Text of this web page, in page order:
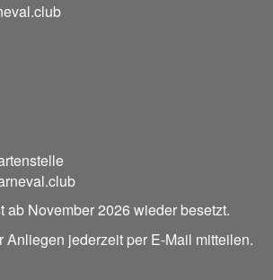
ab November 2026 wieder besetzt.
Anliegen jederzeit per E-Mail mitteilen.